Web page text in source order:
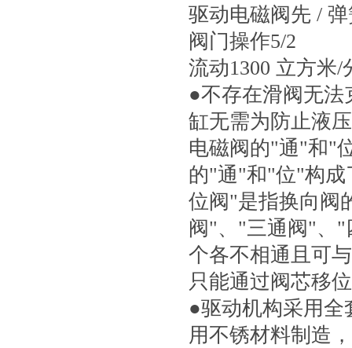
驱动电磁阀先 /
阀门操作5/2
流动1300 立方米/
●不存在滑阀无法
缸无需为防止液压
电磁阀的"通"和"
的"通"和"位"构成
位阀"是指换向阀
阀"、"三通阀
个各不相通且可与
只能通过阀芯移位
●驱动机构采用全
用不锈材料制造